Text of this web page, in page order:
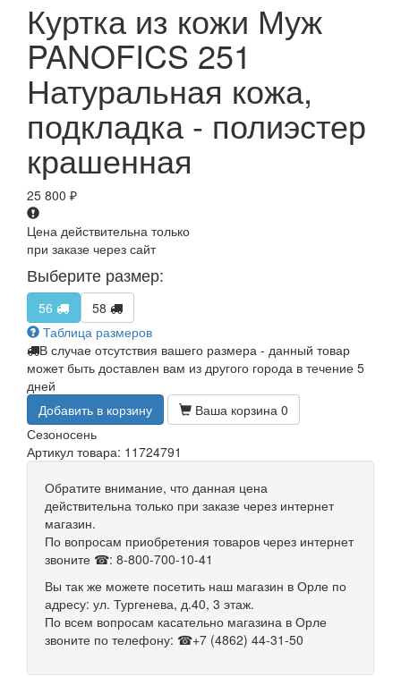
Куртка из кожи Муж
PANOFICS 251
Натуральная кожа,
подкладка - полиэстер
крашенная
25 800 ₽
Цена действительна только
при заказе через сайт
Выберите размер:
56
58
Таблица размеров
В случае отсутствия вашего размера - данный товар
может быть доставлен вам из другого города в течение 5
дней
Добавить в корзину
Ваша корзина 0
Сезоносень
Артикул товара: 11724791
Обратите внимание, что данная цена
действительна только при заказе через интернет
магазин.
По вопросам приобретения товаров через интернет
звоните ☎: 8-800-700-10-41
Вы так же можете посетить наш магазин в Орле по
адресу: ул. Тургенева, д.40, 3 этаж.
По всем вопросам касательно магазина в Орле
звоните по телефону: ☎+7 (4862) 44-31-50